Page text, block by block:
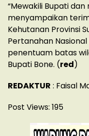
“Mewakili Bupati
menyampaikan
Kehutanan Provinsi
Pertanahan
penentuam batas
Bupati Bone. (red)
REDAKTUR : Faisal
Post Views: 195